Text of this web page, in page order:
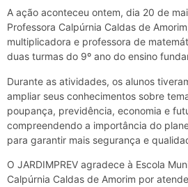
A ação aconteceu ontem, dia 20 de
Professora Calpúrnia Caldas de
multiplicadora e professora de
duas turmas do 9º ano do ensino
Durante as atividades, os alunos
ampliar seus conhecimentos sobre
poupança, previdência, economia e
compreendendo a importância do
para garantir mais segurança e
O JARDIMPREV agradece à Escola
Calpúrnia Caldas de Amorim por